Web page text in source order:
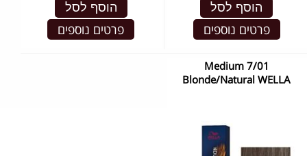
הוסף לסל
פרטים נוספים
הוסף לסל
פרטים נוספים
7/01 Medium
Blonde/Natural WELLA